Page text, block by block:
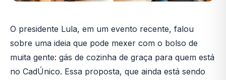
O presidente Lula, em um evento recente, falou
sobre uma ideia que pode mexer com o bolso de
muita gente: gás de cozinha de graça para quem está
no CadÚnico. Essa proposta, que ainda está sendo